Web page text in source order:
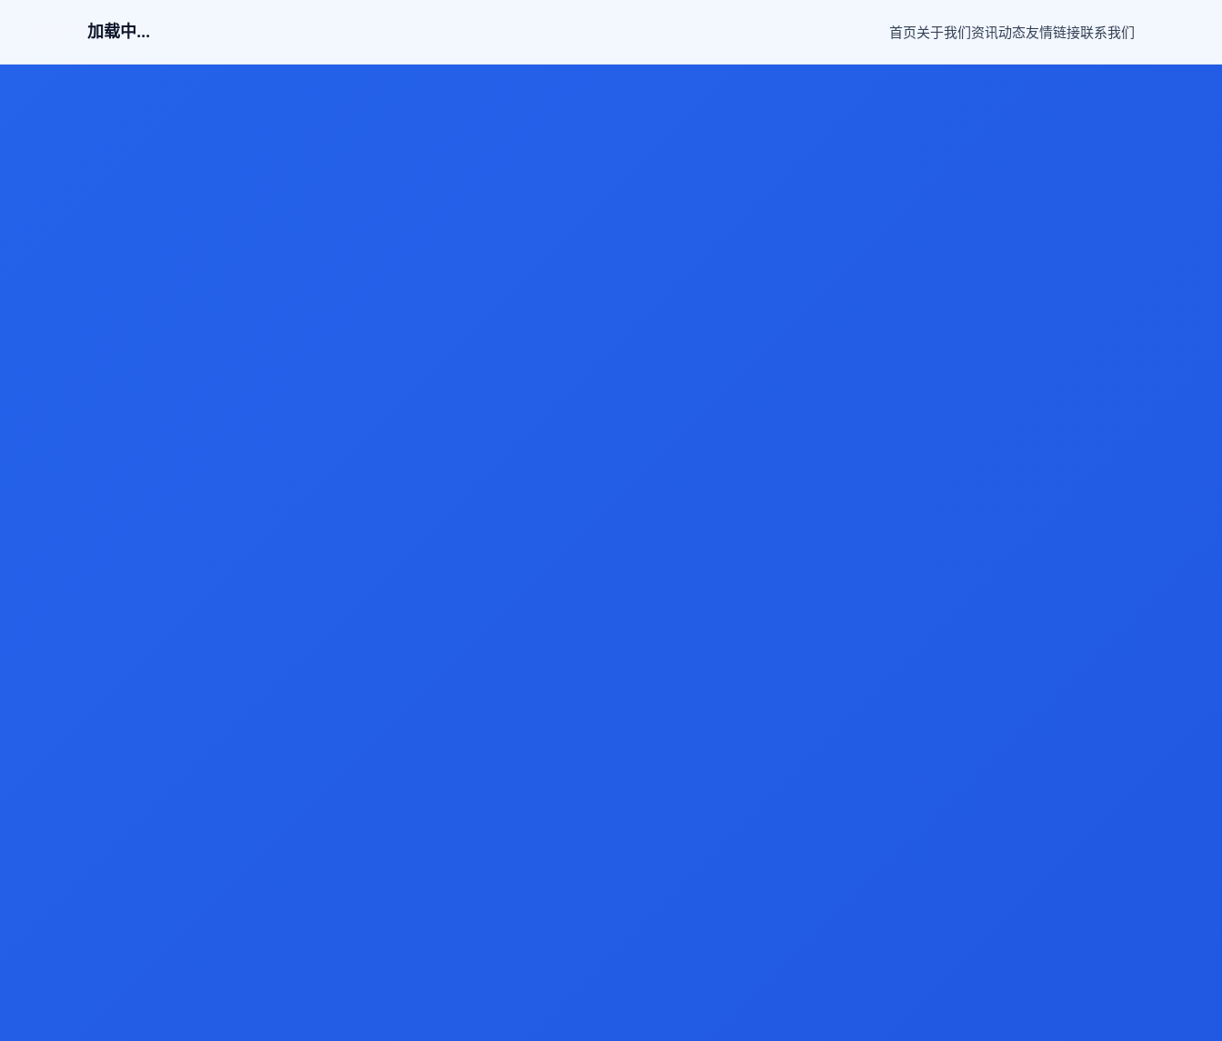
加载中... 首页关于我们资讯动态友情链接联系我们